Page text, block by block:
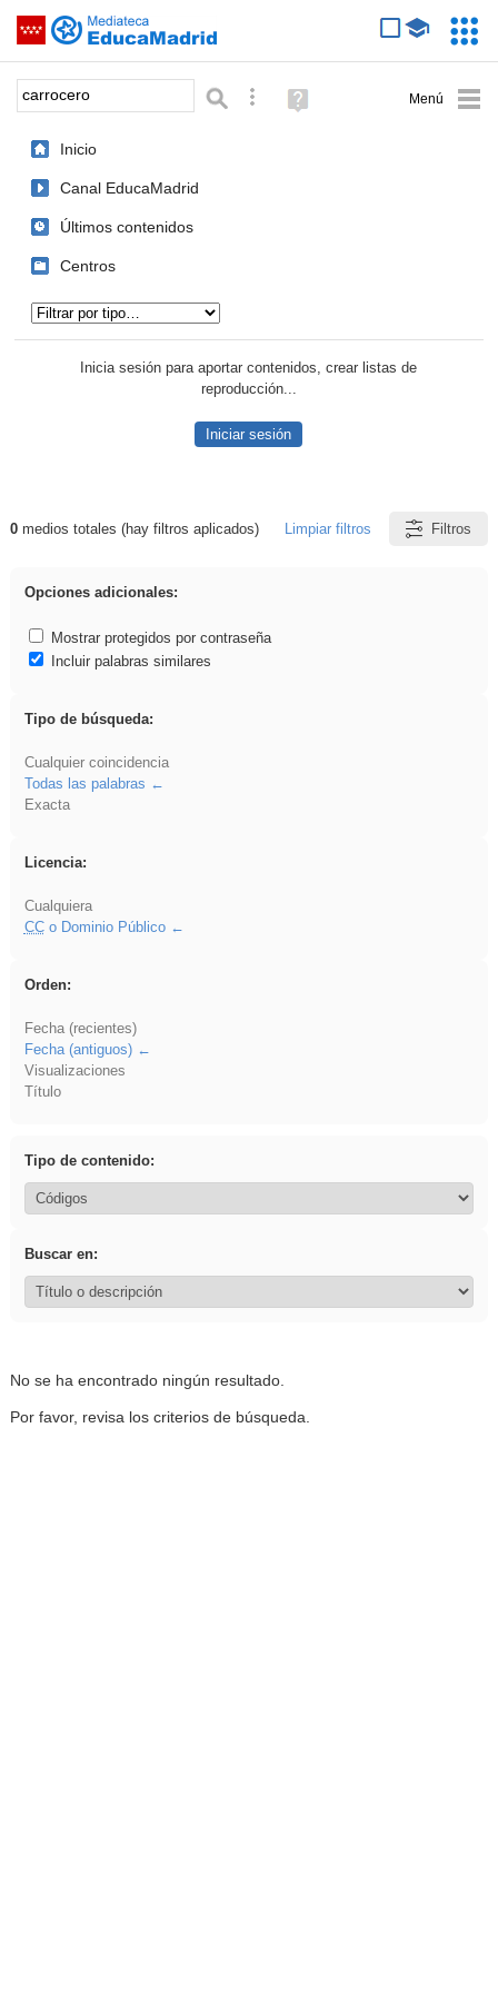
Saltar navegación
Palabra o frase: Búsqueda avanzada
Ayuda
(en
Inicio
Canal EducaMadrid
Últimos contenidos
Centros
Inicia sesión para aportar contenidos, crear listas de
reproducción...
Iniciar sesión
Resultados de: carrocero
0medios totales (hay filtros aplicados) Limpiar filtros Filtros
Opciones adicionales:
Mostrar protegidos por contraseña
Incluir palabras similares
Tipo de búsqueda:
Cualquier coincidencia
Todas las palabras
Exacta
Licencia:
Cualquiera
CCo Dominio Público
Orden:
Fecha (recientes)
Fecha (antiguos)
Visualizaciones
Título
Tipo de contenido:
Buscar en:
No se ha encontrado ningún resultado.
Por favor, revisa los criterios de búsqueda.